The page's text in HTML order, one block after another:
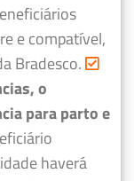
e compatível,
Bradesco.
o
para parto e
haverá